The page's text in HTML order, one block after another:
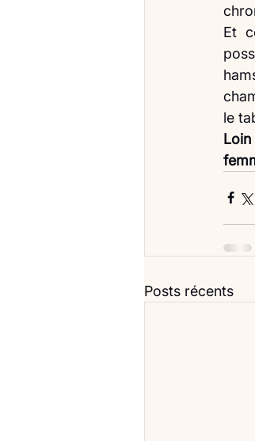
Et
le
Posts récents